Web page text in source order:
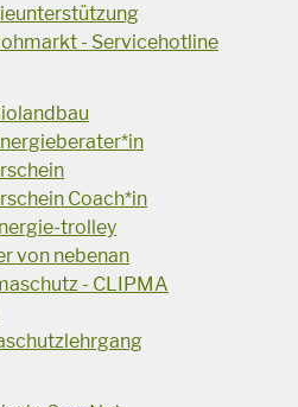
- Servicehotline
Coach*in
trolley
von nebenan
- CLIPMA